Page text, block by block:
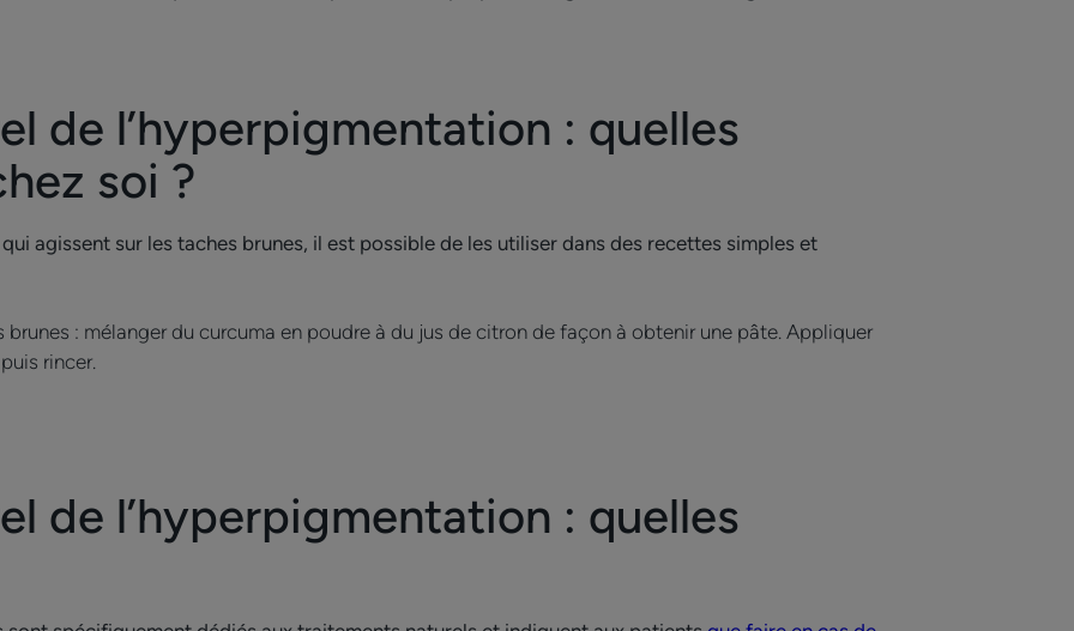
de l’hyperpigmentation : quelles
soi ?
agissent sur les taches brunes, il est possible de les utiliser dans des recettes simples et
: mélanger du curcuma en poudre à du jus de citron de façon à obtenir une pâte. Appliquer
rincer.
de l’hyperpigmentation : quelles